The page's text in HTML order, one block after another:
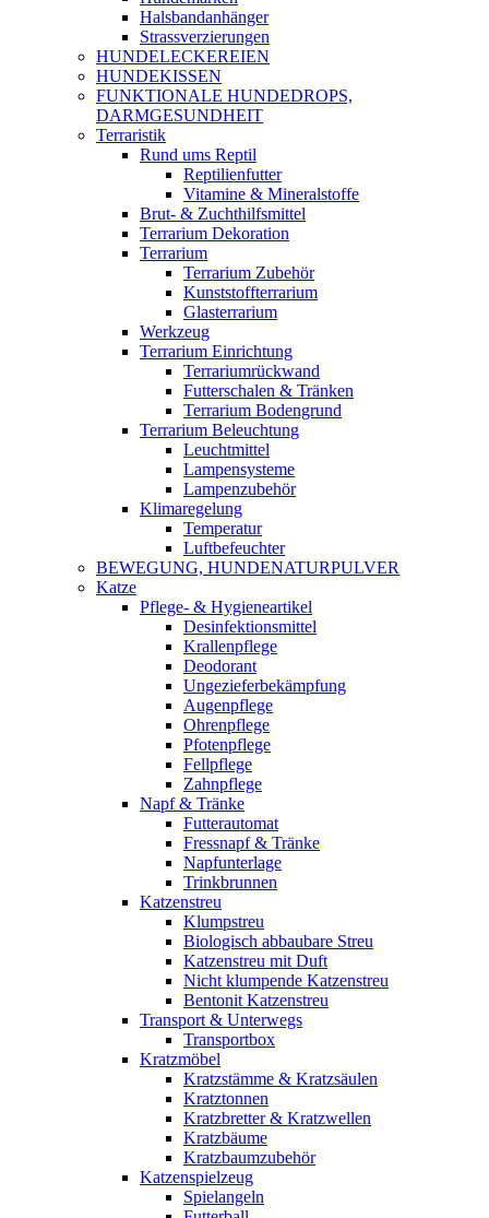
Halsbandanhänger
Strassverzierungen
HUNDELECKEREIEN
HUNDEKISSEN
FUNKTIONALE HUNDEDROPS,
DARMGESUNDHEIT
Terraristik
Rund ums Reptil
Reptilienfutter
Vitamine & Mineralstoffe
Brut- & Zuchthilfsmittel
Terrarium Dekoration
Terrarium
Terrarium Zubehör
Kunststoffterrarium
Glasterrarium
Werkzeug
Terrarium Einrichtung
Terrariumrückwand
Futterschalen & Tränken
Terrarium Bodengrund
Terrarium Beleuchtung
Leuchtmittel
Lampensysteme
Lampenzubehör
Klimaregelung
Temperatur
Luftbefeuchter
BEWEGUNG, HUNDENATURPULVER
Katze
Pflege- & Hygieneartikel
Desinfektionsmittel
Krallenpflege
Deodorant
Ungezieferbekämpfung
Augenpflege
Ohrenpflege
Pfotenpflege
Fellpflege
Zahnpflege
Napf & Tränke
Futterautomat
Fressnapf & Tränke
Napfunterlage
Trinkbrunnen
Katzenstreu
Klumpstreu
Biologisch abbaubare Streu
Katzenstreu mit Duft
Nicht klumpende Katzenstreu
Bentonit Katzenstreu
Transport & Unterwegs
Transportbox
Kratzmöbel
Kratzstämme & Kratzsäulen
Kratztonnen
Kratzbretter & Kratzwellen
Kratzbäume
Kratzbaumzubehör
Katzenspielzeug
Spielangeln